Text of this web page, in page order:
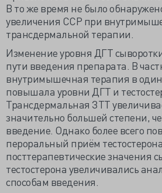
В то же время не было
увеличения ССР при
трансдермальной терапии.
Изменение уровня ДГТ
пути введения препарата. В
внутримышечная терапия в
повышала уровни ДГТ и
Трансдермальная ЗТТ
значительно большей степени,
введение. Однако более всего
пероральный приём
посттерапевтические значения
тестостерона увеличивались
способам введения.